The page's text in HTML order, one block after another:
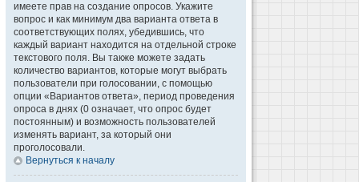
имеете прав на создание опросов. Укажите
вопрос и как минимум два варианта ответа в
соответствующих полях, убедившись, что
каждый вариант находится на отдельной строке
текстового поля. Вы также можете задать
количество вариантов, которые могут выбрать
пользователи при голосовании, с помощью
опции «Вариантов ответа», период проведения
опроса в днях (0 означает, что опрос будет
постоянным) и возможность пользователей
изменять вариант, за который они
проголосовали.
Вернуться к началу